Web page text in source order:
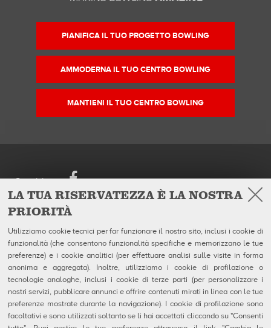
LA TUA RISERVATEZZA È LA NOSTRA
PRIORITÀ
Utilizziamo cookie tecnici per far funzionare il nostro sito, inclusi i cookie di
funzionalità (che consentono funzionalità specifiche e memorizzano le tue
preferenze) e i cookie analitici (per effettuare analisi sulle visite in forma
anonima e aggregata). Inoltre, utilizziamo i cookie di profilazione o
tecnologie analoghe, inclusi i cookie di terze parti (per personalizzare i
nostri servizi, pubblicare annunci e offrire contenuti mirati in linea con le tue
preferenze mostrate durante la navigazione). I cookie di profilazione sono
facoltativi e sono utilizzati soltanto se li hai accettati cliccando su "Consenti
PIANIFICA IL TUO PROGETTO BOWLING
AMMODERNA IL TUO CENTRO BOWLING
MANTIENI IL TUO CENTRO BOWLING
European Headquarters
Via della Croce Coperta, 15
40128 Bologna - Italy
Tel. +39.0514192611
Fax +39.0514192602
P.I. IT04320910377
Galleria
Notizie
Contatti
MSDS Forms
Privacy e Note Legali
Seguici su
Facebook